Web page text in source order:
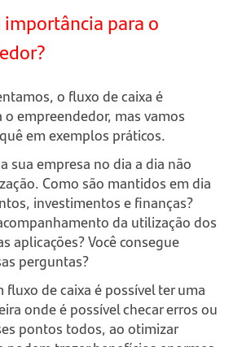
importância para o
o fluxo de caixa é
o empreendedor, mas vamos
em exemplos práticos.
sua empresa no dia a dia não
Como são mantidos em dia
investimentos e finanças?
da utilização dos
aplicações? Você consegue
perguntas?
de caixa é possível ter uma
onde é possível checar erros ou
pontos todos, ao otimizar